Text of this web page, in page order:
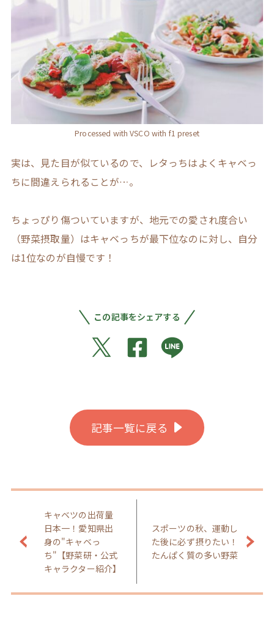
Processed with VSCO with f1 preset
実は、見た目が似ているので、レタっちはよくキャベっ
ちに間違えられることが…。
ちょっぴり傷ついていますが、地元での愛され度合い
（野菜摂取量）はキャベっちが最下位なのに対し、自分
は1位なのが自慢です！
この記事をシェアする
記事一覧に戻る
キャベツの出荷量
日本一！愛知県出
身の"キャベっ
ち"【野菜研・公式
キャラクター紹介】
スポーツの秋、運動し
た後に必ず摂りたい！
たんぱく質の多い野菜